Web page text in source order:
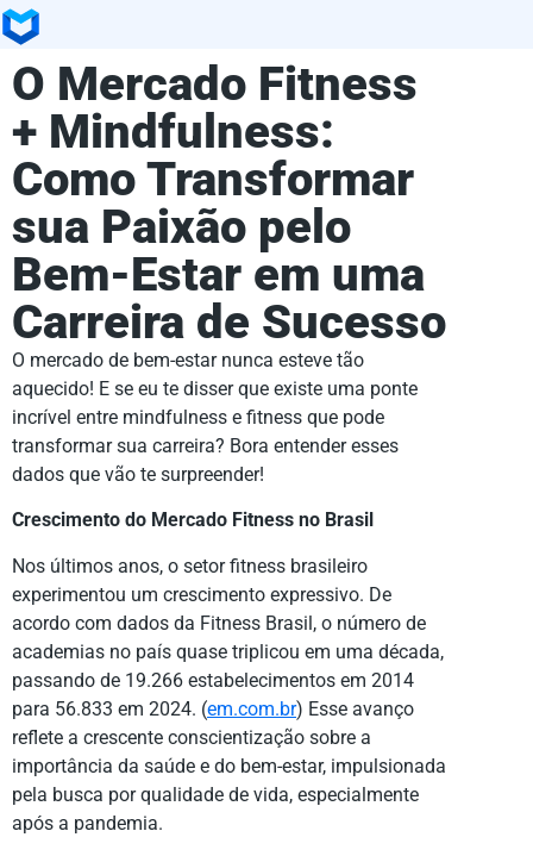
O Mercado Fitness
+ Mindfulness:
Como Transformar
sua Paixão pelo
Bem-Estar em uma
Carreira de Sucesso
O mercado de bem-estar nunca esteve tão
aquecido! E se eu te disser que existe uma ponte
incrível entre mindfulness e fitness que pode
transformar sua carreira? Bora entender esses
dados que vão te surpreender!
Crescimento do Mercado Fitness no Brasil
Nos últimos anos, o setor fitness brasileiro
experimentou um crescimento expressivo. De
acordo com dados da Fitness Brasil, o número de
academias no país quase triplicou em uma década,
passando de 19.266 estabelecimentos em 2014
para 56.833 em 2024. (em.com.br) Esse avanço
reflete a crescente conscientização sobre a
importância da saúde e do bem-estar, impulsionada
pela busca por qualidade de vida, especialmente
após a pandemia.